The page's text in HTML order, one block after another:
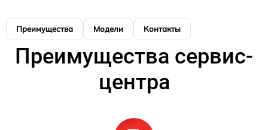
Преимущества Модели Контакты
Преимущества сервис-
центра